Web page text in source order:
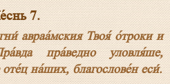
7.
авраа́мския Твоя́ о́троки и
пра́ведно уловля́ше,
на́ших, благослове́н еси́.